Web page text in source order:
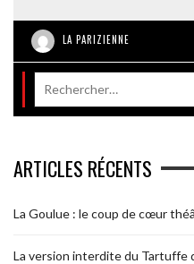
LA PARIZIENNE
ARTICLES RÉCENTS
La Goulue : le coup de cœur
La version interdite du Tartuffe